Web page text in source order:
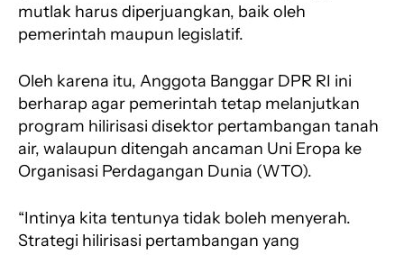
mutlak harus diperjuangkan, baik oleh
pemerintah maupun legislatif.
Oleh karena itu, Anggota Banggar DPR RI ini
berharap agar pemerintah tetap melanjutkan
program hilirisasi disektor pertambangan tanah
air, walaupun ditengah ancaman Uni Eropa ke
Organisasi Perdagangan Dunia (WTO).
“Intinya kita tentunya tidak boleh menyerah.
Strategi hilirisasi pertambangan yang